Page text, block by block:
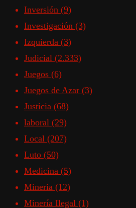
Inversión (9)
Investigación (3)
Izquierda (3)
Judicial (2.333)
Juegos (6)
Juegos de Azar (3)
Justicia (68)
laboral (29)
Local (207)
Luto (50)
Medicina (5)
Mineria (12)
Minería Ilegal (1)